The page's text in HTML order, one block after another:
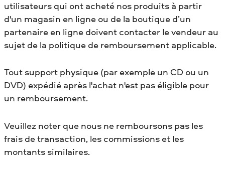
utilisateurs qui ont acheté nos produits à partir
d'un magasin en ligne ou de la boutique d’un
partenaire en ligne doivent contacter le vendeur au
sujet de la politique de remboursement applicable.
Tout support physique (par exemple un CD ou un
DVD) expédié après l'achat n'est pas éligible pour
un remboursement.
Veuillez noter que nous ne remboursons pas les
frais de transaction, les commissions et les
montants similaires.